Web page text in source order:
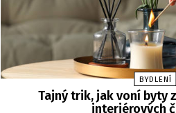
BYDLENÍ
Tajný trik, jak voní byty
interiérových